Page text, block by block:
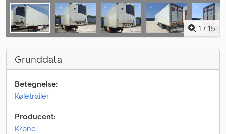
1 / 15
Grunddata
Betegnelse:
Køletrailer
Producent:
Krone